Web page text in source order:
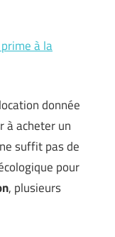
à la
donnée
à acheter un
suffit pas de
pour
, plusieurs